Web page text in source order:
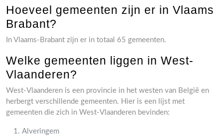
Hoeveel gemeenten zijn er in Vlaams
Brabant?
In Vlaams-Brabant zijn er in totaal 65 gemeenten.
Welke gemeenten liggen in West-
Vlaanderen?
West-Vlaanderen is een provincie in het westen van België en
herbergt verschillende gemeenten. Hier is een lijst met
gemeenten die zich in West-Vlaanderen bevinden:
Alveringem